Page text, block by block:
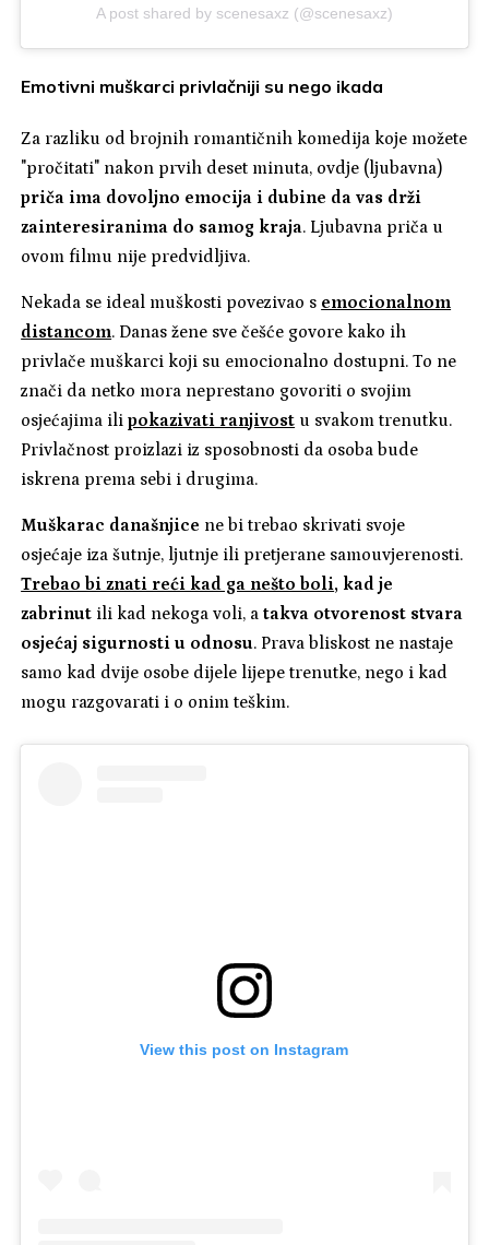
A post shared by scenesaxz (@scenesaxz)
Emotivni muškarci privlačniji su nego ikada
Za razliku od brojnih romantičnih komedija koje možete
"pročitati" nakon prvih deset minuta, ovdje (ljubavna)
priča ima dovoljno emocija i dubine da vas drži
zainteresiranima do samog kraja. Ljubavna priča u
ovom filmu nije predvidljiva.
Nekada se ideal muškosti povezivao s emocionalnom
distancom. Danas žene sve češće govore kako ih
privlače muškarci koji su emocionalno dostupni. To ne
znači da netko mora neprestano govoriti o svojim
osjećajima ilipokazivati ranjivost u svakom trenutku.
Privlačnost proizlazi iz sposobnosti da osoba bude
iskrena prema sebi i drugima.
Muškarac današnjice ne bi trebao skrivati svoje
osjećaje iza šutnje, ljutnje ili pretjerane samouvjerenosti.
Trebao bi znati reći kad ga nešto boli, kad je
zabrinut ili kad nekoga voli, atakva otvorenost stvara
osjećaj sigurnosti u odnosu. Prava bliskost ne nastaje
samo kad dvije osobe dijele lijepe trenutke, nego i kad
mogu razgovarati i o onim teškim.
View this post on Instagram